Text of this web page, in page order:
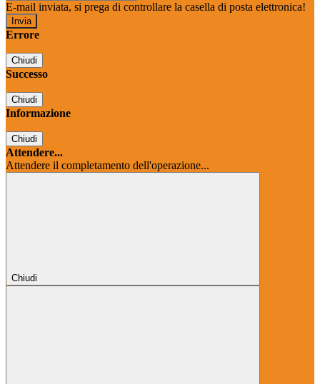
E-mail inviata, si prega di controllare la casella di posta elettronica!
Errore
Chiudi
Successo
Chiudi
Informazione
Chiudi
Attendere...
Attendere il completamento dell'operazione...
Chiudi